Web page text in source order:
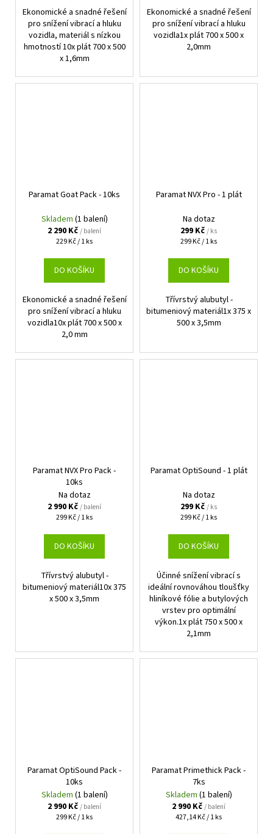
Ekonomické a snadné řešení
pro snížení vibrací a hluku
vozidla, materiál s nízkou
hmotností 10x plát 700 x 500
x 1,6mm
Ekonomické a snadné řešení
pro snížení vibrací a hluku
vozidla1x plát 700 x 500 x
2,0mm
Paramat Goat Pack - 10ks
Skladem (1 balení)
2 290 Kč/ balení
Měrná
229 Kč / 1 ks
DO KOŠÍKU
Ekonomické a snadné řešení
pro snížení vibrací a hluku
vozidla10x plát 700 x 500 x
2,0 mm
Paramat NVX Pro - 1 plát
Na dotaz
299 Kč/ ks
Měrná
299 Kč / 1 ks
DO KOŠÍKU
Třívrstvý alubutyl -
bitumeniový materiál1x 375 x
500 x 3,5mm
Paramat NVX Pro Pack -
10ks
Na dotaz
2 990 Kč/ balení
Měrná
299 Kč / 1 ks
DO KOŠÍKU
Třívrstvý alubutyl -
bitumeniový materiál10x 375
x 500 x 3,5mm
Paramat OptiSound - 1 plát
Na dotaz
299 Kč/ ks
Měrná
299 Kč / 1 ks
DO KOŠÍKU
Účinné snížení vibrací s
ideální rovnováhou tloušťky
hliníkové fólie a butylových
vrstev pro optimální
výkon.1x plát 750 x 500 x
2,1mm
Paramat OptiSound Pack -
10ks
Skladem (1 balení)
2 990 Kč/ balení
Měrná
299 Kč / 1 ks
Paramat Primethick Pack -
7ks
Skladem (1 balení)
2 990 Kč/ balení
Měrná
427,14 Kč / 1 ks